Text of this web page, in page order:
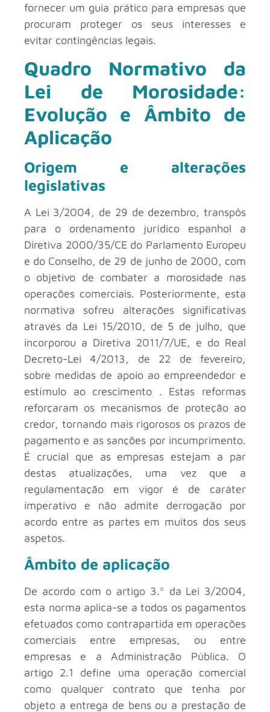
fornecer um guia prático para empresas que
procuram proteger os seus interesses e
evitar contingências legais.
Quadro Normativo da
Lei de Morosidade:
Evolução e Âmbito de
Aplicação
Origem e alterações
legislativas
A Lei 3/2004, de 29 de dezembro, transpôs
para o ordenamento jurídico espanhol a
Diretiva 2000/35/CE do Parlamento Europeu
e do Conselho, de 29 de junho de 2000, com
o objetivo de combater a morosidade nas
operações comerciais. Posteriormente, esta
normativa sofreu alterações significativas
através da Lei 15/2010, de 5 de julho, que
incorporou a Diretiva 2011/7/UE, e do Real
Decreto-Lei 4/2013, de 22 de fevereiro,
sobre medidas de apoio ao empreendedor e
estímulo ao crescimento . Estas reformas
reforçaram os mecanismos de proteção ao
credor, tornando mais rigorosos os prazos de
pagamento e as sanções por incumprimento.
É crucial que as empresas estejam a par
destas atualizações, uma vez que a
regulamentação em vigor é de caráter
imperativo e não admite derrogação por
acordo entre as partes em muitos dos seus
aspetos.
Âmbito de aplicação
De acordo com o artigo 3.º da Lei 3/2004,
esta norma aplica-se a todos os pagamentos
efetuados como contrapartida em operações
comerciais entre empresas, ou entre
empresas e a Administração Pública. O
artigo 2.1 define uma operação comercial
como qualquer contrato que tenha por
objeto a entrega de bens ou a prestação de